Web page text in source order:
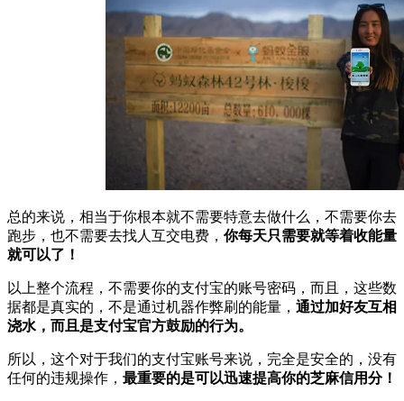
总的来说，相当于你根本就不需要特意去做什么，不需要你去
跑步，也不需要去找人互交电费， 你每天只需要就等着收能量
就可以了！
以上整个流程，不需要你的支付宝的账号密码，而且，这些数
据都是真实的，不是通过机器作弊刷的能量， 通过加好友互相
浇水，而且是支付宝官方鼓励的行为。
所以，这个对于我们的支付宝账号来说，完全是安全的，没有
任何的违规操作， 最重要的是可以迅速提高你的芝麻信用分！